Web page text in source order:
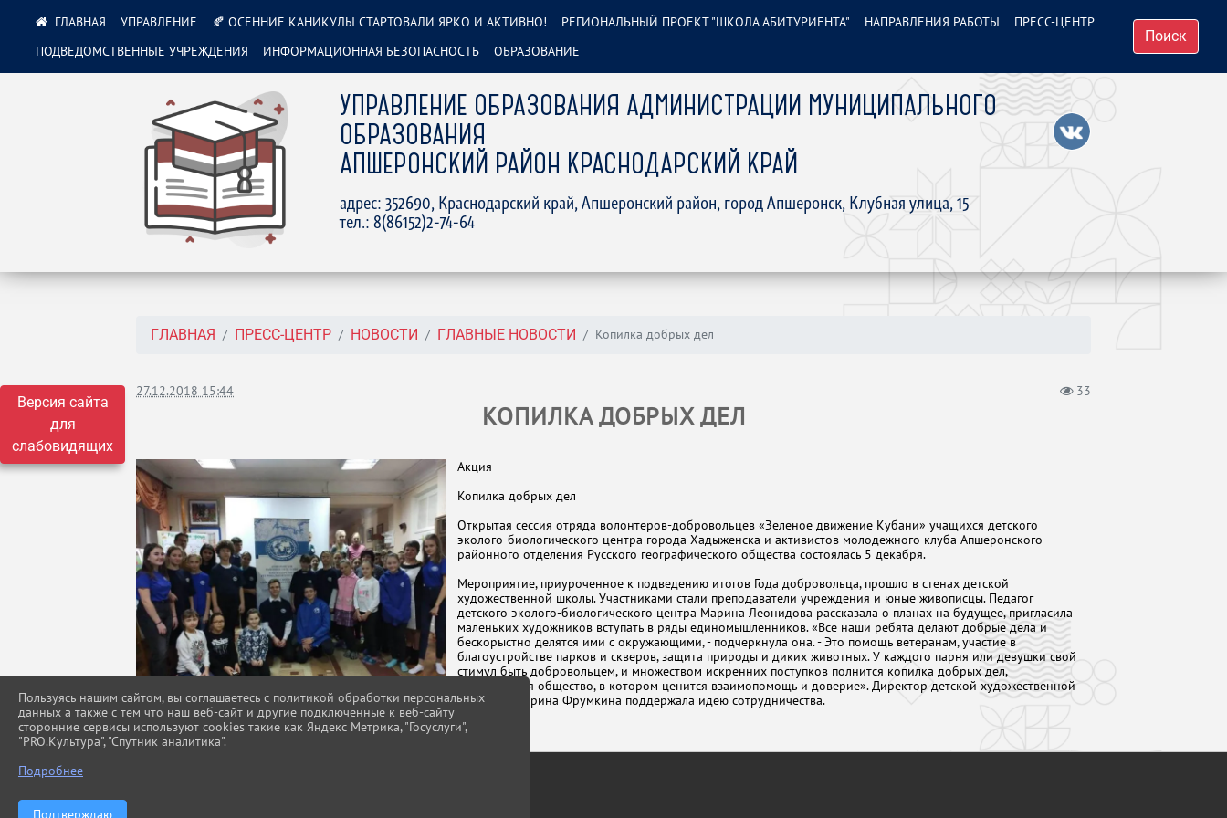
Версия сайта
для
слабовидящих
УПРАВЛЕНИЕ ОБРАЗОВАНИЯ АДМИНИСТРАЦИИ МУНИЦИПАЛЬНОГО
ОБРАЗОВАНИЯ
АПШЕРОНСКИЙ РАЙОН КРАСНОДАРСКИЙ КРАЙ
адрес: 352690, Краснодарский край, Апшеронский район, город Апшеронск, Клубная улица, 15
тел.: 8(86152)2-74-64
УПРАВЛЕНИЕ 🍂 ОСЕННИЕ КАНИКУЛЫ СТАРТОВАЛИ ЯРКО И АКТИВНО! РЕГИОНАЛЬНЫЙ ПРОЕКТ "ШКОЛА АБИТУРИЕНТА" НАПРАВЛЕНИЯ РАБОТЫ
ПРЕСС-ЦЕНТР
ПОДВЕДОМСТВЕННЫЕ УЧРЕЖДЕНИЯ
ИНФОРМАЦИОННАЯ БЕЗОПАСНОСТЬ ОБРАЗОВАНИЕ
Поиск
ГЛАВНАЯ ПРЕСС-ЦЕНТР НОВОСТИ ГЛАВНЫЕ НОВОСТИ Копилка добрых дел
27.12.2018 15:44 33
КОПИЛКА ДОБРЫХ ДЕЛ
Акция
Копилка добрых дел
Открытая сессия отряда волонтеров-добровольцев «Зеленое движение Кубани» учащихся детского
эколого-биологического центра города Хадыженска и активистов молодежного клуба Апшеронского
районного отделения Русского географического общества состоялась 5 декабря.
Мероприятие, приуроченное к подведению итогов Года добровольца, прошло в стенах детской
художественной школы. Участниками стали преподаватели учреждения и юные живописцы. Педагог
детского эколого-биологического центра Марина Леонидова рассказала о планах на будущее, пригласила
маленьких художников вступать в ряды единомышленников. «Все наши ребята делают добрые дела и
бескорыстно делятся ими с окружающими, - подчеркнула она. - Это помощь ветеранам, участие в
благоустройстве парков и скверов, защита природы и диких животных. У каждого парня или девушки свой
стимул быть добровольцем, и множеством искренних поступков полнится копилка добрых дел,
формируется общество, в котором ценится взаимопомощь и доверие». Директор детской художественной
школы Екатерина Фрумкина поддержала идею сотрудничества.
Пользуясь нашим сайтом, вы соглашаетесь с политикой обработки персональных
данных а также с тем что наш веб-сайт и другие подключенные к веб-сайту
сторонние сервисы используют cookies такие как Яндекс Метрика, "Госуслуги",
"PRO.Культура", "Спутник аналитика".
Подробнее